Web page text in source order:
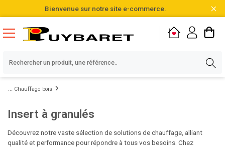
Bienvenue sur notre site e-commerce.
Chauffage bois
Insert à granulés
Découvrez notre vaste sélection de solutions de chauffage, alliant
qualité et performance pour répondre à tous vos besoins. Chez